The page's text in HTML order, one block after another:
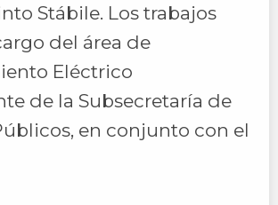
Stábile. Los trabajos
del área de
Eléctrico
de la Subsecretaría de
en conjunto con el